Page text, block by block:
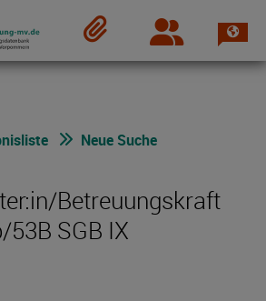
Login
Neue Suche
Betreuungskraft
SGB IX